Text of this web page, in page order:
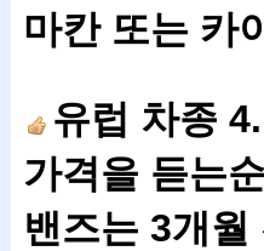
마칸 또는 카
유럽 차종
가격을 듣는
밴즈는 3개월